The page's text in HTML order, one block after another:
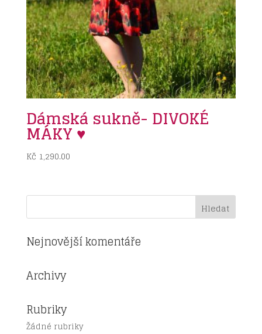
Dámská sukně- DIVOKÉ
MÁKY ♥
Kč 1,290.00
Nejnovější komentáře
Archivy
Rubriky
Žádné rubriky